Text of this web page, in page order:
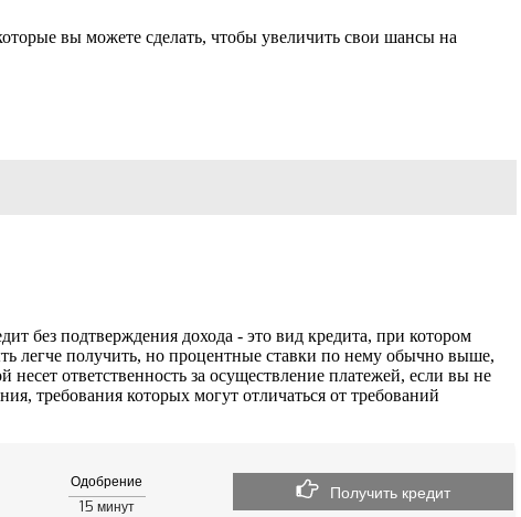
вы можете сделать, чтобы увеличить свои шансы на
без подтверждения дохода - это вид кредита, при котором
легче получить, но процентные ставки по нему обычно выше,
ответственность за осуществление платежей, если вы не
требования которых могут отличаться от требований
Одобрение
15 минут
Получить кредит